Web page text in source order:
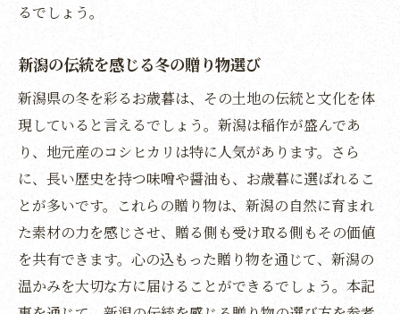
お歳暮で味わう新潟の豊かな味わい
るでしょう。
新潟の伝統を感じる冬の贈り物選び
新潟県の冬を彩るお歳暮は、その土地の伝統と文化を体
現していると言えるでしょう。新潟は稲作が盛んであ
り、地元産のコシヒカリは特に人気があります。さら
に、長い歴史を持つ味噌や醤油も、お歳暮に選ばれるこ
とが多いです。これらの贈り物は、新潟の自然に育まれ
た素材の力を感じさせ、贈る側も受け取る側もその価値
を共有できます。心の込もった贈り物を通じて、新潟の
温かみを大切な方に届けることができるでしょう。本記